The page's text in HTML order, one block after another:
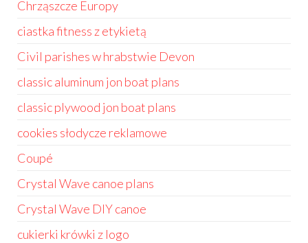
Chrząszcze Europy
ciastka fitness z etykietą
Civil parishes w hrabstwie Devon
classic aluminum jon boat plans
classic plywood jon boat plans
cookies słodycze reklamowe
Coupé
Crystal Wave canoe plans
Crystal Wave DIY canoe
cukierki krówki z logo